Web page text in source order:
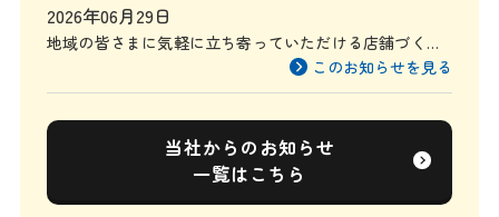
2026年06月29日
地域の皆さまに気軽に立ち寄っていただける店舗づくり
このお知らせを見る
当社からのお知らせ
一覧はこちら